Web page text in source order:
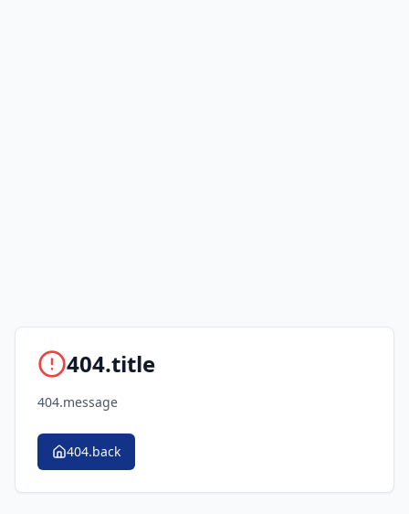
404.title
404.message
404.back